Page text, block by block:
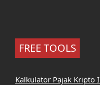
FREE TOOLS
Kalkulator Pajak Kripto